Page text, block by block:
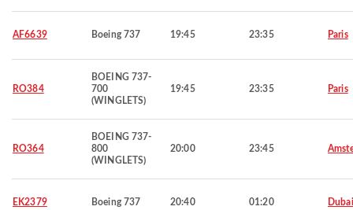
AF6639 Boeing 737 19:45 23:35 Paris
RO384
BOEING 737-
700
(WINGLETS)
19:45 23:35 Paris
RO364
BOEING 737-
800
(WINGLETS)
20:00 23:45
EK2379 Boeing 737 20:40 01:20 Dubai